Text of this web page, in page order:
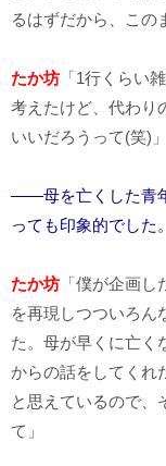
るはずだから、この
たか坊 「1行くらい
考えたけど、代わり
いいだろうって(笑)」
――母を亡くした青
っても印象的でした。
たか坊 「僕が企画
を再現しつついろん
た。母が早くに亡く
からの話をしてくれ
と思えているので、
て」